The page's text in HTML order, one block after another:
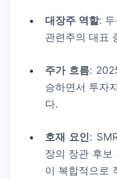
대장주 역할: 두
관련주의 대표
주가 흐름:
승하면서 투자
다.
호재 요인:
장의 장관 후보
이 복합적으로